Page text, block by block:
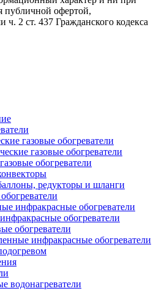
публичной офертой,
2 ст. 437 Гражданского кодекса
газовые обогреватели
газовые обогреватели
обогреватели
редукторы и шланги
инфракрасные обогреватели
обогреватели
обогреватели
инфракрасные обогреватели
водонагреватели